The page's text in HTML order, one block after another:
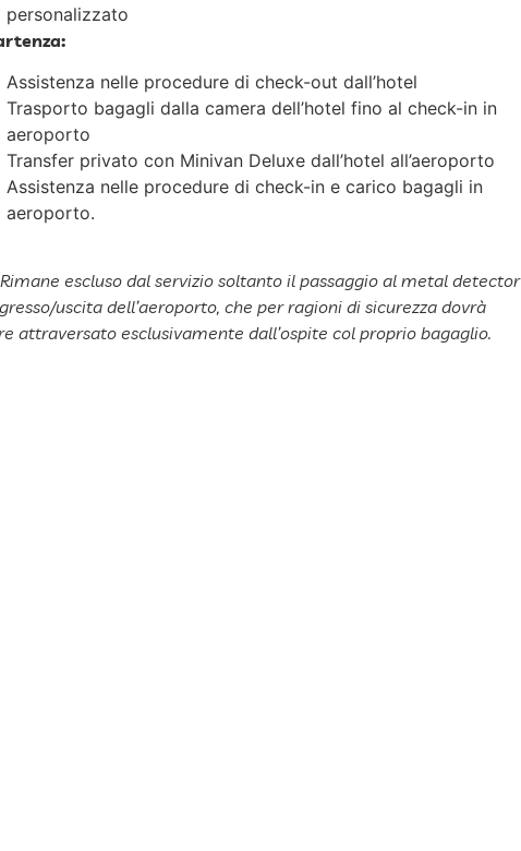
personalizzato
Assistenza nelle procedure di check-out dall’hotel
Trasporto bagagli dalla camera dell’hotel fino al check-in in
aeroporto
Transfer privato con Minivan Deluxe dall’hotel all’aeroporto
Assistenza nelle procedure di check-in e carico bagagli in
aeroporto.
Rimane escluso dal servizio soltanto il passaggio al metal detector
uscita dell’aeroporto, che per ragioni di sicurezza dovrà
attraversato esclusivamente dall’ospite col proprio bagaglio.